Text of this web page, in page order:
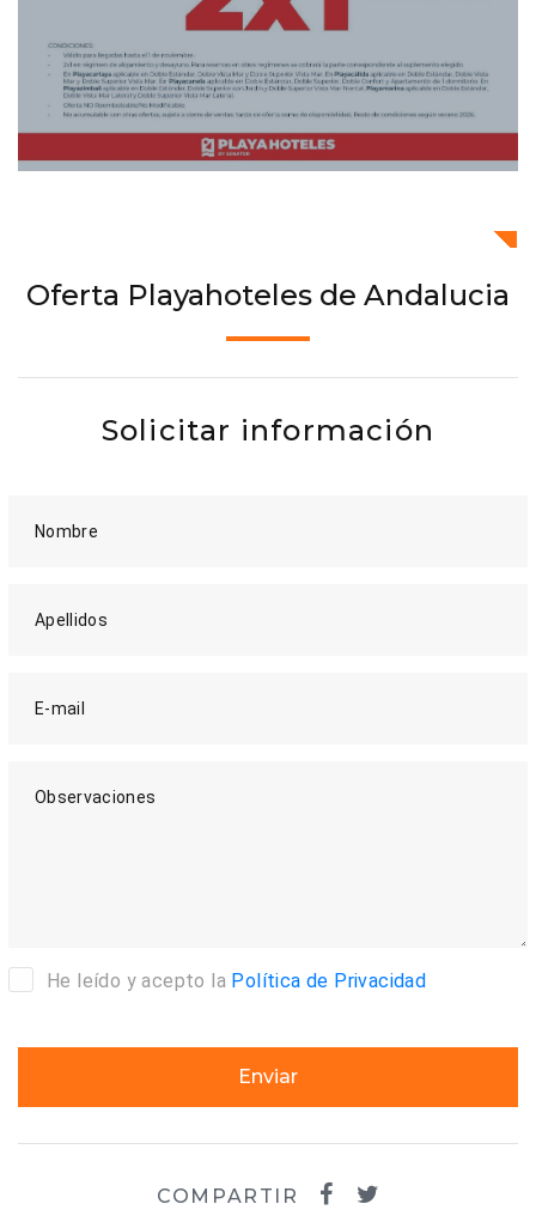
Oferta Playahoteles de Andalucia
Solicitar información
Nombre
Apellidos
E-mail
Observaciones
He leído y acepto la Política de Privacidad
Enviar
COMPARTIR